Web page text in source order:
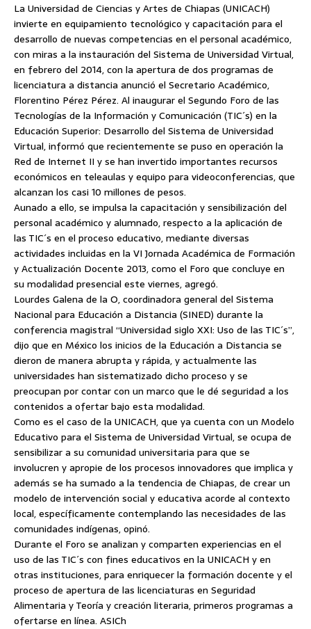
La Universidad de Ciencias y Artes de Chiapas (UNICACH)
invierte en equipamiento tecnológico y capacitación para el
desarrollo de nuevas competencias en el personal académico,
con miras a la instauración del Sistema de Universidad Virtual,
en febrero del 2014, con la apertura de dos programas de
licenciatura a distancia anunció el Secretario Académico,
Florentino Pérez Pérez. Al inaugurar el Segundo Foro de las
Tecnologías de la Información y Comunicación (TIC´s) en la
Educación Superior: Desarrollo del Sistema de Universidad
Virtual, informó que recientemente se puso en operación la
Red de Internet II y se han invertido importantes recursos
económicos en teleaulas y equipo para videoconferencias, que
alcanzan los casi 10 millones de pesos.
Aunado a ello, se impulsa la capacitación y sensibilización del
personal académico y alumnado, respecto a la aplicación de
las TIC´s en el proceso educativo, mediante diversas
actividades incluidas en la VI Jornada Académica de Formación
y Actualización Docente 2013, como el Foro que concluye en
su modalidad presencial este viernes, agregó.
Lourdes Galena de la O, coordinadora general del Sistema
Nacional para Educación a Distancia (SINED) durante la
conferencia magistral “Universidad siglo XXI: Uso de las TIC´s”,
dijo que en México los inicios de la Educación a Distancia se
dieron de manera abrupta y rápida, y actualmente las
universidades han sistematizado dicho proceso y se
preocupan por contar con un marco que le dé seguridad a los
contenidos a ofertar bajo esta modalidad.
Como es el caso de la UNICACH, que ya cuenta con un Modelo
Educativo para el Sistema de Universidad Virtual, se ocupa de
sensibilizar a su comunidad universitaria para que se
involucren y apropie de los procesos innovadores que implica y
además se ha sumado a la tendencia de Chiapas, de crear un
modelo de intervención social y educativa acorde al contexto
local, específicamente contemplando las necesidades de las
comunidades indígenas, opinó.
Durante el Foro se analizan y comparten experiencias en el
uso de las TIC´s con fines educativos en la UNICACH y en
otras instituciones, para enriquecer la formación docente y el
proceso de apertura de las licenciaturas en Seguridad
Alimentaria y Teoría y creación literaria, primeros programas a
ofertarse en línea. ASICh